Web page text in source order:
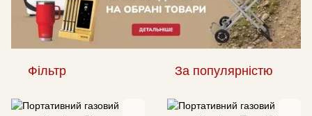
Фільтр За популярністю